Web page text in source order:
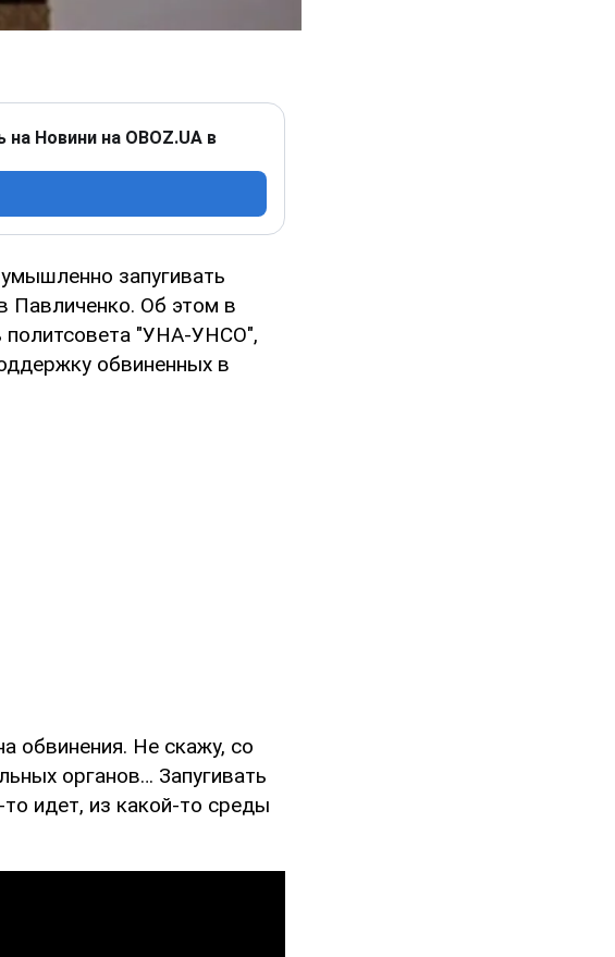
Новини на OBOZ.UA в
запугивать
Павличенко. Об этом в
политсовета "УНА-УНСО",
обвиненных в
обвинения. Не скажу, со
органов… Запугивать
идет, из какой-то среды